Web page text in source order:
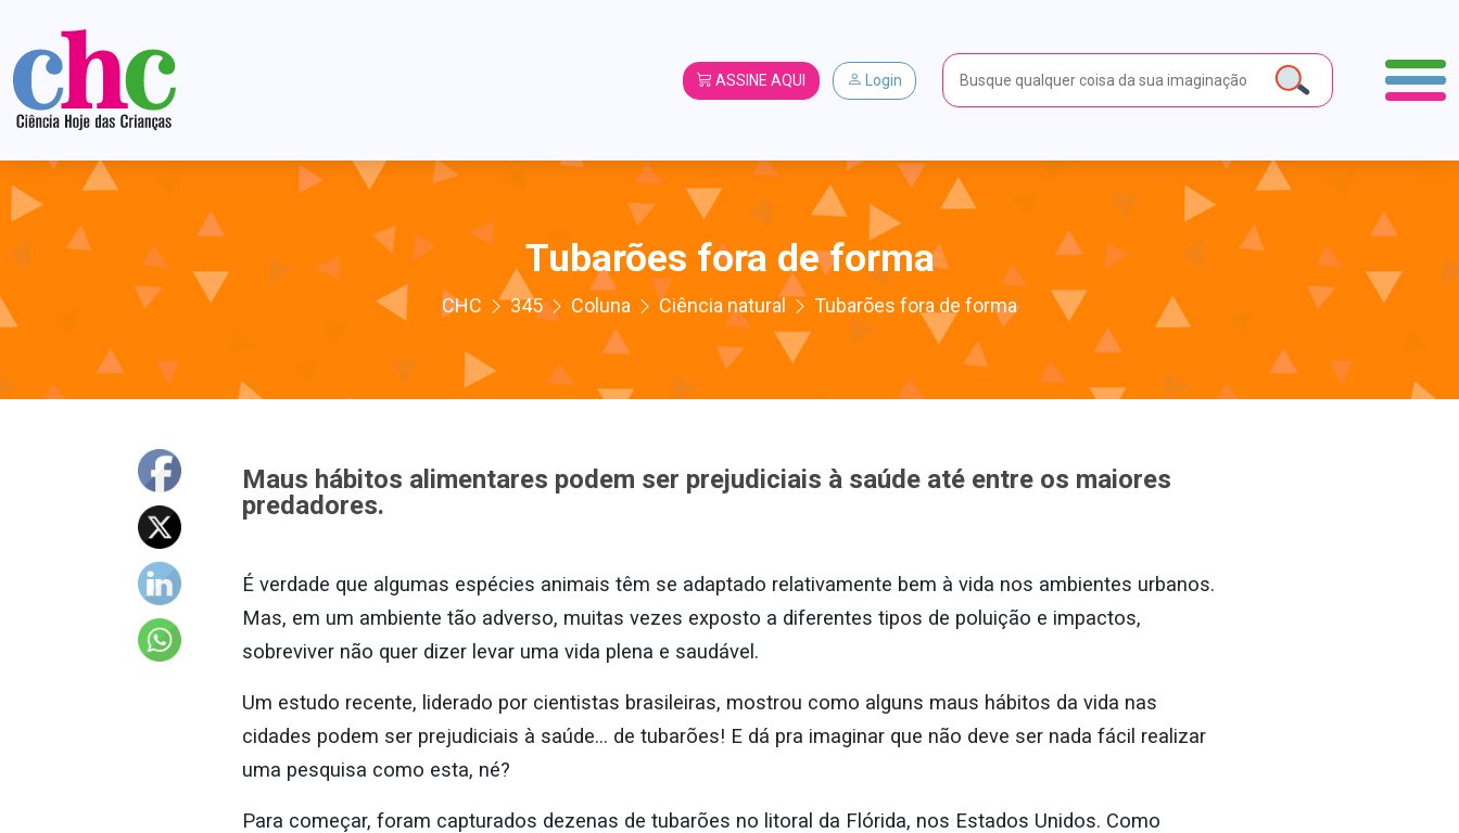
ASSINE AQUI Login
Tubarões fora de forma
CHC 345 Coluna Ciência natural Tubarões fora de forma
Maus hábitos alimentares podem ser prejudiciais à saúde até entre os maiores
predadores.
É verdade que algumas espécies animais têm se adaptado relativamente bem à vida nos ambientes urbanos.
Mas, em um ambiente tão adverso, muitas vezes exposto a diferentes tipos de poluição e impactos,
sobreviver não quer dizer levar uma vida plena e saudável.
Um estudo recente, liderado por cientistas brasileiras, mostrou como alguns maus hábitos da vida nas
cidades podem ser prejudiciais à saúde… de tubarões! E dá pra imaginar que não deve ser nada fácil realizar
uma pesquisa como esta, né?
Para começar, foram capturados dezenas de tubarões no litoral da Flórida, nos Estados Unidos. Como